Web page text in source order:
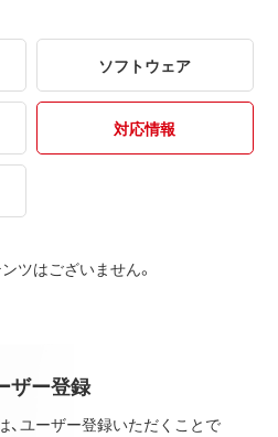
ソフトウェア
対応情報
ツはございません。
ザー登録
、ユーザー登録いただくことで